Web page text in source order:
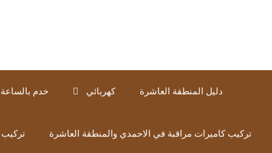
دليل المنطقة العاشرة كهربائي خدم
تركيب كاميرات مراقبة في الاحمدي والمنطقة العاشرة